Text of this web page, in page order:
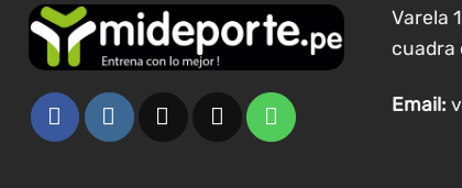
Varela
cuadra
Email: